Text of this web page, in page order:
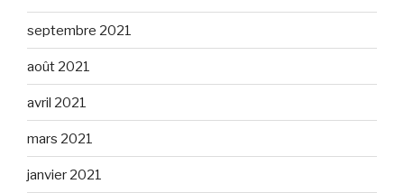
septembre 2021
août 2021
avril 2021
mars 2021
janvier 2021